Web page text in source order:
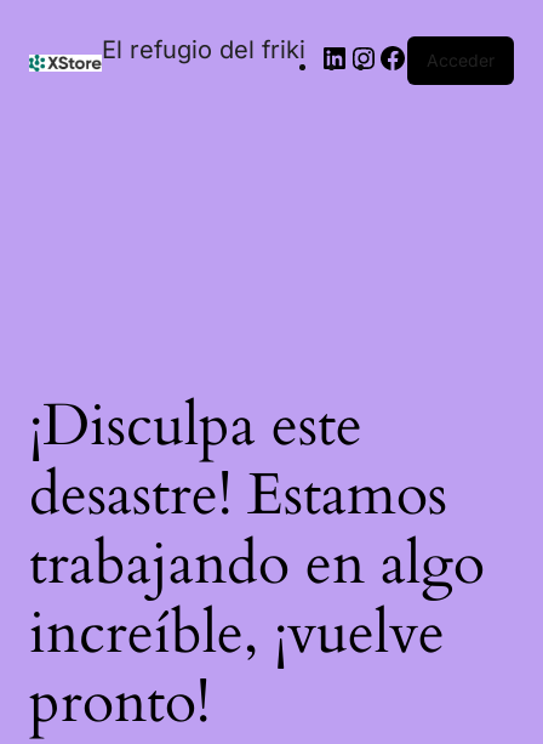
El refugio del friki Acceder
¡Disculpa este
desastre! Estamos
trabajando en algo
increíble, ¡vuelve
pronto!